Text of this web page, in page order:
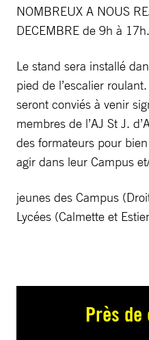
NOMBREUX A NOUS
DECEMBRE de 9h à 17h.
Le stand sera installé
pied de l’escalier
seront conviés à venir
membres de l’AJ St J.
des formateurs pour
agir dans leur Campus
jeunes des Campus
Lycées (Calmette et
Près de